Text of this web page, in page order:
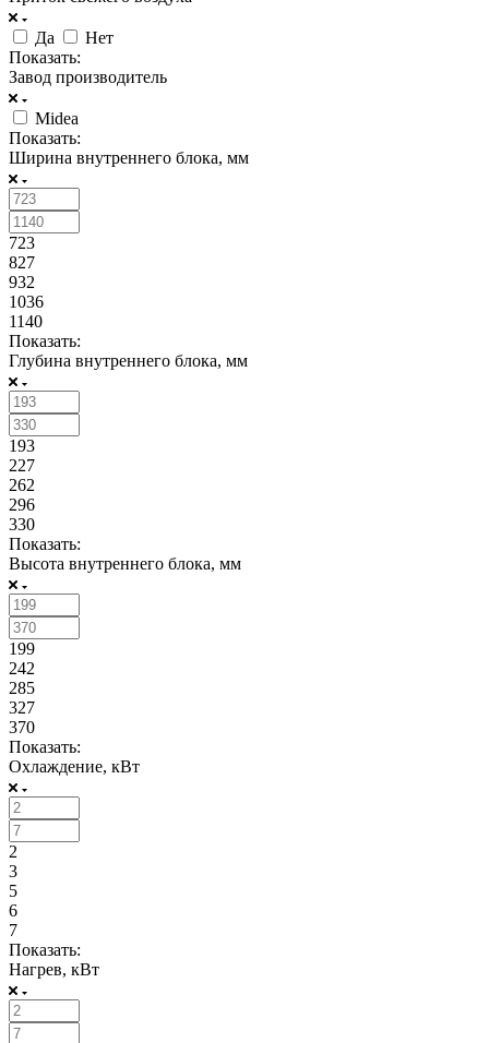
Да
Нет
Показать:
Завод производитель
Midea
Показать:
Ширина внутреннего блока, мм
723
827
932
1036
1140
Показать:
Глубина внутреннего блока, мм
193
227
262
296
330
Показать:
Высота внутреннего блока, мм
199
242
285
327
370
Показать:
Охлаждение, кВт
2
3
5
6
7
Показать:
Нагрев, кВт